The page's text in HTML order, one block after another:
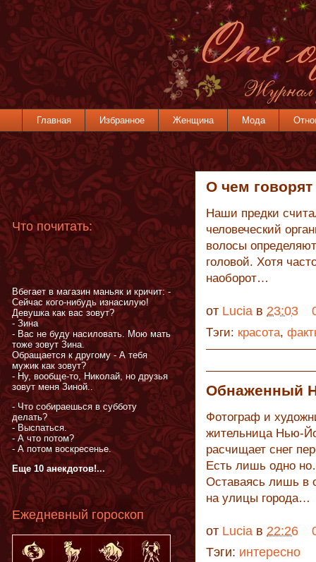
Главная Избранное Женщина Мода
О чем
Наши предки
человеческий
волосы
головой. Хотя
наоборот…
от Lucia в 23:03
Тэги: красота,
Обнаженный
Фотограф и
жительница Нью-
расчищает снег
Есть лишь одно
Оставаясь лишь в
на улицы города…
от Lucia в 22:26
Тэги: интересно
Что почитать:
Вбегает в магазин маньяк и кричит: -
Сейчас кого-нибудь изнасилую!
Девушка как вас зовут?
- Зина
- Вас не буду насиловать. Мою мать
тоже зовут Зина.
Обращается к другому - А тебя
мужик как зовут?
- Ну, вообще-то, Николай, но друзья
зовут меня Зиной..
- Что собираешься в субботу
делать?
- Выспаться.
- А что потом?
- А потом воскресенье.
Еще 10 анекдотов!...
Ежедневный гороскоп